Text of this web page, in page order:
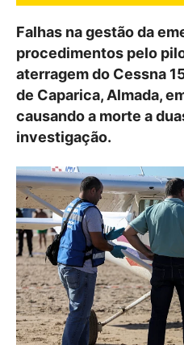
Falhas na gestão da
procedimentos pelo
aterragem do Cessna
de Caparica, Almada,
causando a morte a
investigação.